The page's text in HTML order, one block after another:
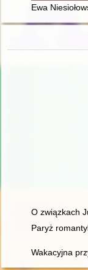
Ewa
O związkach
Paryż
Wakacyjna